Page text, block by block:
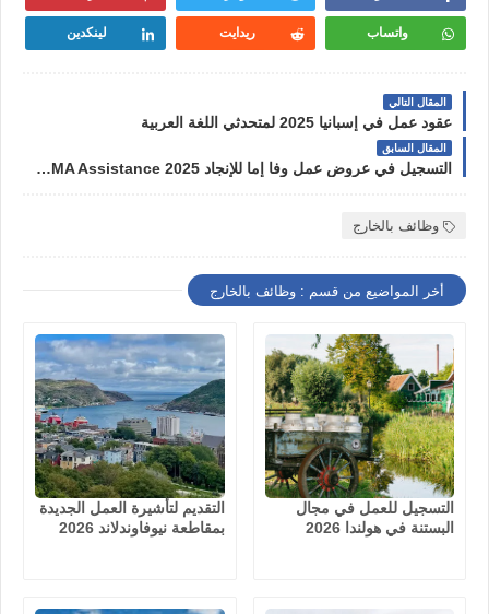
واتساب ريدايت لينكدين
المقال التالي
عقود عمل في إسبانيا 2025 لمتحدثي اللغة العربية
المقال السابق
التسجيل في عروض عمل وفا إما للإنجاد Wafa IMA Assistance 2025
وظائف بالخارج
أخر المواضيع من قسم : وظائف بالخارج
التسجيل للعمل في مجال
البستنة في هولندا 2026
التقديم لتأشيرة العمل الجديدة
بمقاطعة نيوفاوندلاند 2026